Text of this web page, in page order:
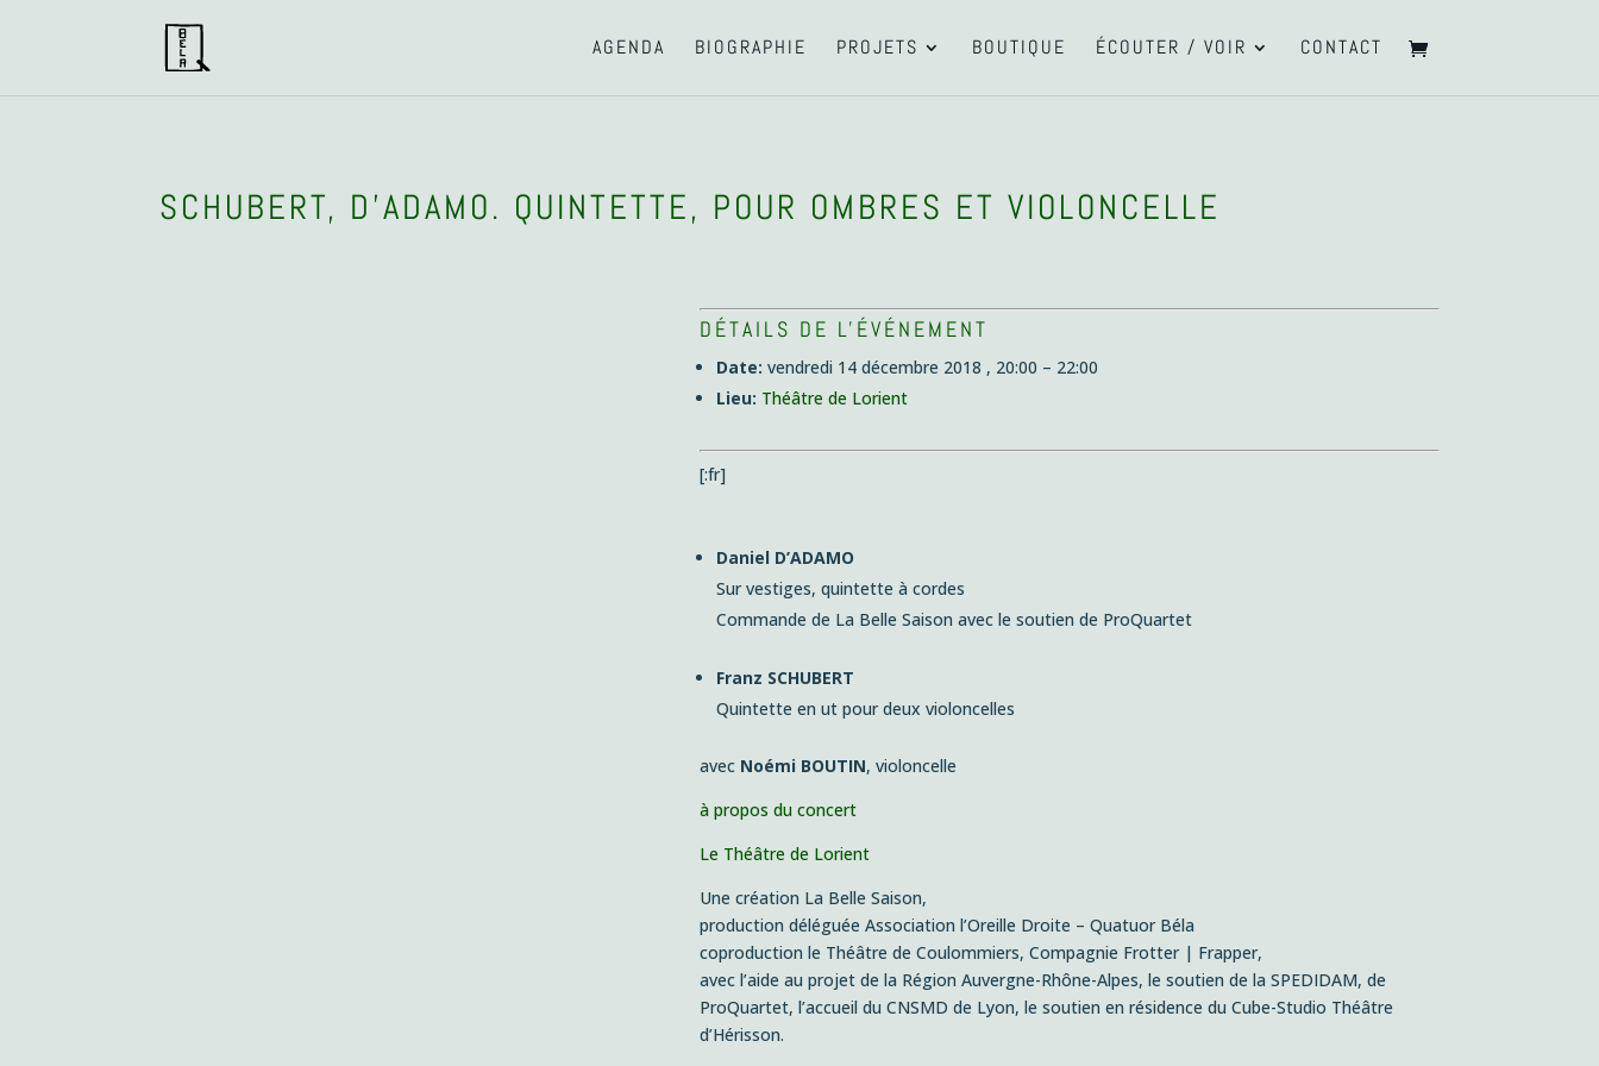
AGENDA BIOGRAPHIE PROJETS BOUTIQUE ÉCOUTER / VOIR CONTACT
SCHUBERT, D’ADAMO. QUINTETTE, POUR OMBRES ET VIOLONCELLE
DÉTAILS DE L'ÉVÉNEMENT
Date: vendredi 14 décembre 2018 , 20:00 – 22:00
Lieu: Théâtre de Lorient
[:fr]
Daniel D’ADAMO
Sur vestiges,quintette à cordes
Commande de La Belle Saison avec le soutien de ProQuartet
Franz SCHUBERT
Quintette en ut pour deux violoncelles
avec Noémi BOUTIN, violoncelle
à propos du concert
Le Théâtre de Lorient
Une création La Belle Saison,
production déléguée Association l’Oreille Droite – Quatuor Béla
coproduction le Théâtre de Coulommiers, Compagnie Frotter | Frapper,
avec l’aide au projet de la Région Auvergne-Rhône-Alpes, le soutien de la SPEDIDAM, de
ProQuartet, l’accueil du CNSMD de Lyon, le soutien en résidence du Cube-Studio Théâtre
d’Hérisson.